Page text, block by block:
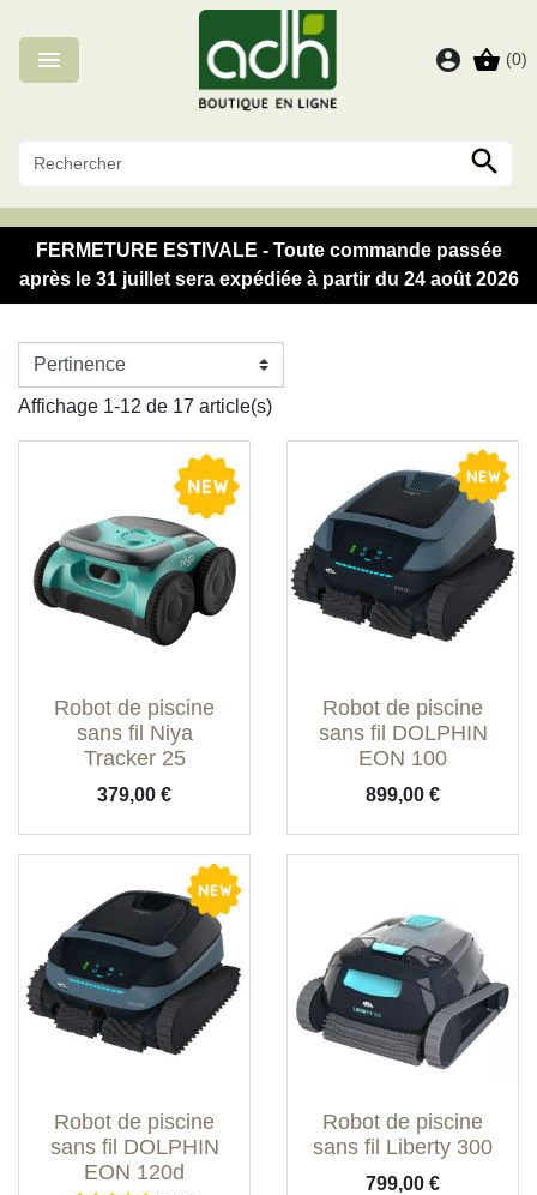
 account_circle shopping_basket (0)

FERMETURE ESTIVALE - Toute commande passée
après le 31 juillet sera expédiée à partir du 24 août 2026
Affichage 1-12 de 17 article(s)
Robot de piscine
sans fil Niya
Tracker 25
Prix
379,00 €
Robot de piscine
sans fil DOLPHIN
EON 100
Prix
899,00 €
Robot de piscine
sans fil DOLPHIN
EON 120d
Robot de piscine
sans fil Liberty 300
Prix
799,00 €
Panneau de gestion des cookies